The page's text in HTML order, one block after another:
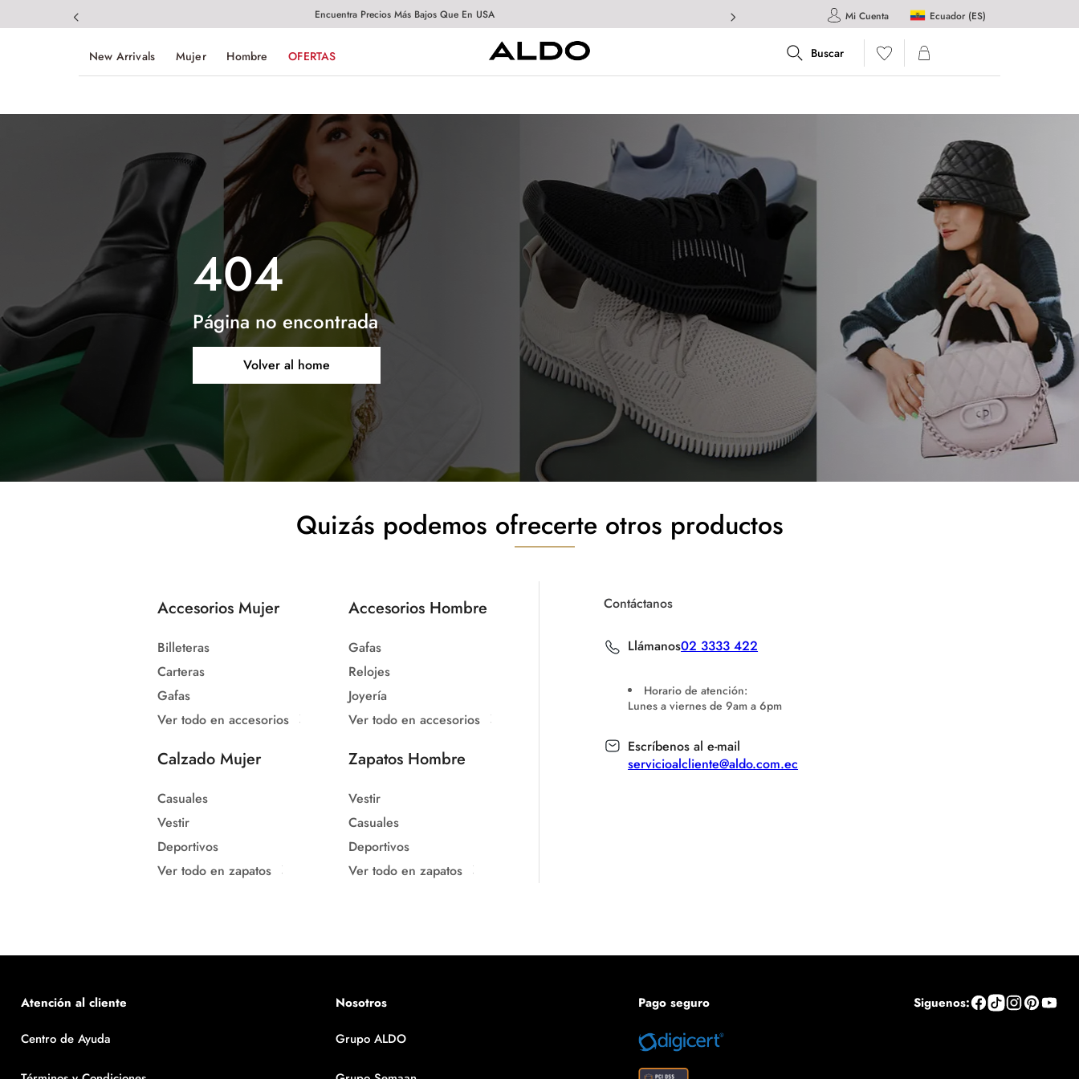
Encuentra Precios Más Bajos Que En USA Mi Cuenta Ecuador (ES)
New Arrivals Mujer Hombre OFERTAS
404
Página no encontrada
Volver al home
Quizás podemos ofrecerte otros productos
Accesorios Mujer
Billeteras
Carteras
Gafas
Ver todo en accesorios
Accesorios Hombre
Gafas
Relojes
Joyería
Ver todo en accesorios
Calzado Mujer
Casuales
Vestir
Deportivos
Ver todo en zapatos
Zapatos Hombre
Vestir
Casuales
Deportivos
Ver todo en zapatos
Contáctanos
Llámanos02 3333 422
Horario de atención:
Lunes a viernes de 9am a 6pm
Escríbenos al e-mail
servicioalcliente@aldo.com.ec
Atención al cliente
Centro de Ayuda
Nosotros
Grupo ALDO
Pago seguro Siguenos: